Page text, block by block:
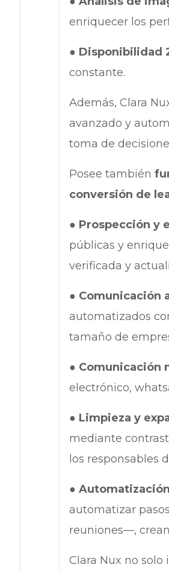
enriquecer los
● Disponibilidad
constante.
Además, Clara
avanzado y
toma de
Posee también
conversión de
● Prospección y
públicas y
verificada y
● Comunicación
automatizados
tamaño de
● Comunicación
electrónico,
● Limpieza y
mediante
los responsables
●
automatizar
reuniones—,
Clara Nux no